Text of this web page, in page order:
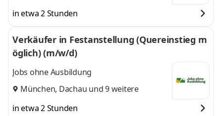
in etwa 2 Stunden
Verkäufer in Festanstellung (Quereinstieg m
öglich) (m/w/d)
Jobs ohne Ausbildung
München, Dachau und 9 weitere
in etwa 2 Stunden